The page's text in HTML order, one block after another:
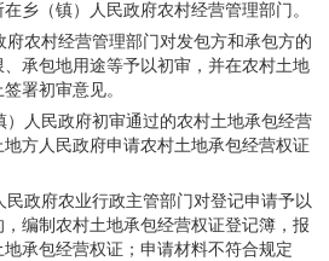
乡（镇）人民政府农村经营管理部门。
府农村经营管理部门对发包方和承包方的
承包地用途等予以初审，并在农村土地
署初审意见。
）人民政府初审通过的农村土地承包经营
方人民政府申请农村土地承包经营权证
民政府农业行政主管部门对登记申请予以
编制农村土地承包经营权证登记簿，报
承包经营权证；申请材料不符合规定